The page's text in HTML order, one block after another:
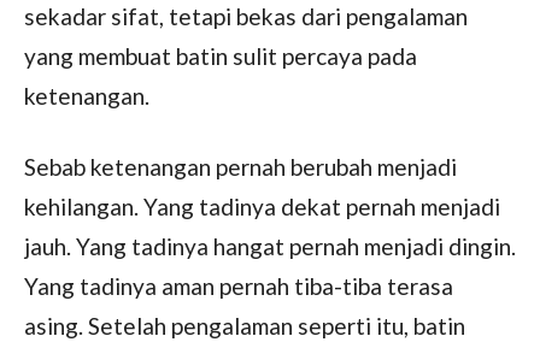
sekadar sifat, tetapi bekas dari pengalaman
yang membuat batin sulit percaya pada
ketenangan.
Sebab ketenangan pernah berubah menjadi
kehilangan. Yang tadinya dekat pernah menjadi
jauh. Yang tadinya hangat pernah menjadi dingin.
Yang tadinya aman pernah tiba-tiba terasa
asing. Setelah pengalaman seperti itu, batin